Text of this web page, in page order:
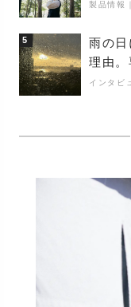
り得る
製品情報
5
雨の日
理由
ケープ
インタビ